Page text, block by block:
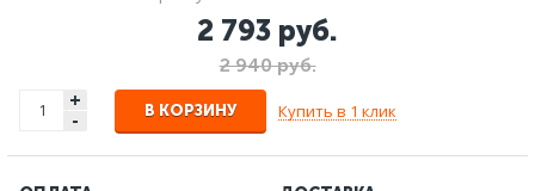
2 793 руб.
2 940 руб.
+
- В КОРЗИНУ Купить в 1 клик